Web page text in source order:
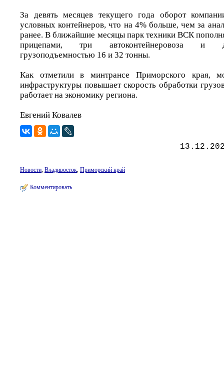
За девять месяцев текущего года оборот
условных контейнеров, что на 4% больше, чем за
ранее. В ближайшие месяцы парк техники ВСК
прицепами, три автоконтейнеровоза и
грузоподъемностью 16 и 32 тонны.
Как отметили в минтрансе Приморского края,
инфраструктуры повышает скорость обработки
работает на экономику региона.
Евгений Ковалев
Новости, Владивосток, Приморский край
Комментировать